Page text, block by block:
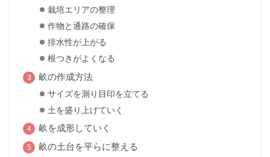
栽培エリアの整理
作物と通路の確保
排水性が上がる
根つきがよくなる
畝の作成方法
サイズを測り目印を立てる
土を盛り上げていく
畝を成形していく
畝の土台を平らに整える